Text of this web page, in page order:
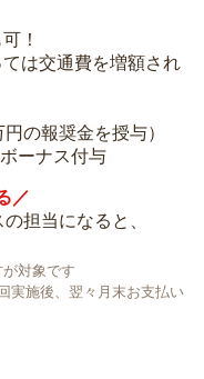
！
は交通費を増額され
の報奨金を授与）
ーナス付与
／
担当になると、
対象です
実施後、翌々月末お支払い